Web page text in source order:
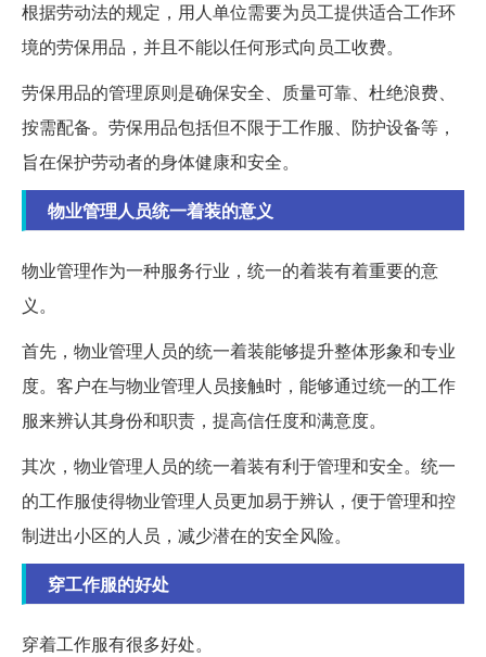
根据劳动法的规定，用人单位需要为员工提供适合工作环
境的劳保用品，并且不能以任何形式向员工收费。
劳保用品的管理原则是确保安全、质量可靠、杜绝浪费、
按需配备。劳保用品包括但不限于工作服、防护设备等，
旨在保护劳动者的身体健康和安全。
物业管理人员统一着装的意义
物业管理作为一种服务行业，统一的着装有着重要的意
义。
首先，物业管理人员的统一着装能够提升整体形象和专业
度。客户在与物业管理人员接触时，能够通过统一的工作
服来辨认其身份和职责，提高信任度和满意度。
其次，物业管理人员的统一着装有利于管理和安全。统一
的工作服使得物业管理人员更加易于辨认，便于管理和控
制进出小区的人员，减少潜在的安全风险。
穿工作服的好处
穿着工作服有很多好处。